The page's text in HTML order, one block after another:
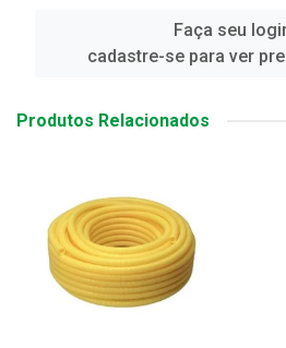
Faça seu
cadastre-se para ver
Produtos Relacionados